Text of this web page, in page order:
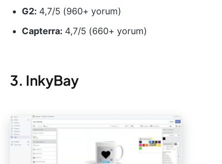
G2: 4,7/5 (960+ yorum)
Capterra: 4,7/5 (660+ yorum)
3. InkyBay